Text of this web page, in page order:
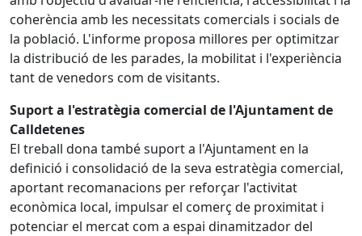
coherència amb les necessitats comercials i socials de
la població. L'informe proposa millores per optimitzar
la distribució de les parades, la mobilitat i l'experiència
tant de venedors com de visitants.
Suport a l'estratègia comercial de l'Ajuntament de
Calldetenes
El treball dona també suport a l'Ajuntament en la
definició i consolidació de la seva estratègia comercial,
aportant recomanacions per reforçar l'activitat
econòmica local, impulsar el comerç de proximitat i
potenciar el mercat com a espai dinamitzador del